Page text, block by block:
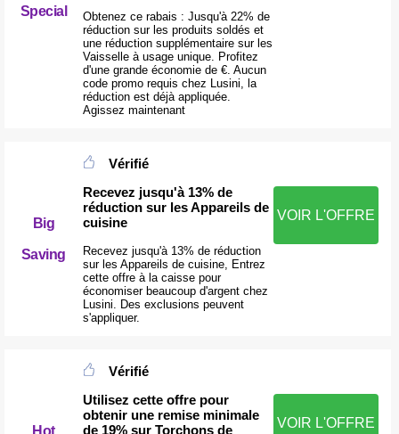
Special
Obtenez ce rabais : Jusqu'à 22% de
réduction sur les produits soldés et
une réduction supplémentaire sur les
Vaisselle à usage unique. Profitez
d'une grande économie de €. Aucun
code promo requis chez Lusini, la
réduction est déjà appliquée.
Agissez maintenant
Big
Saving
Vérifié
Recevez jusqu'à 13% de
réduction sur les Appareils de
cuisine
Recevez jusqu'à 13% de réduction
sur les Appareils de cuisine, Entrez
cette offre à la caisse pour
économiser beaucoup d'argent chez
Lusini. Des exclusions peuvent
s'appliquer.
VOIR L'OFFRE
Vérifié
Utilisez cette offre pour
obtenir une remise minimale
de 19% sur Torchons de
VOIR L'OFFRE